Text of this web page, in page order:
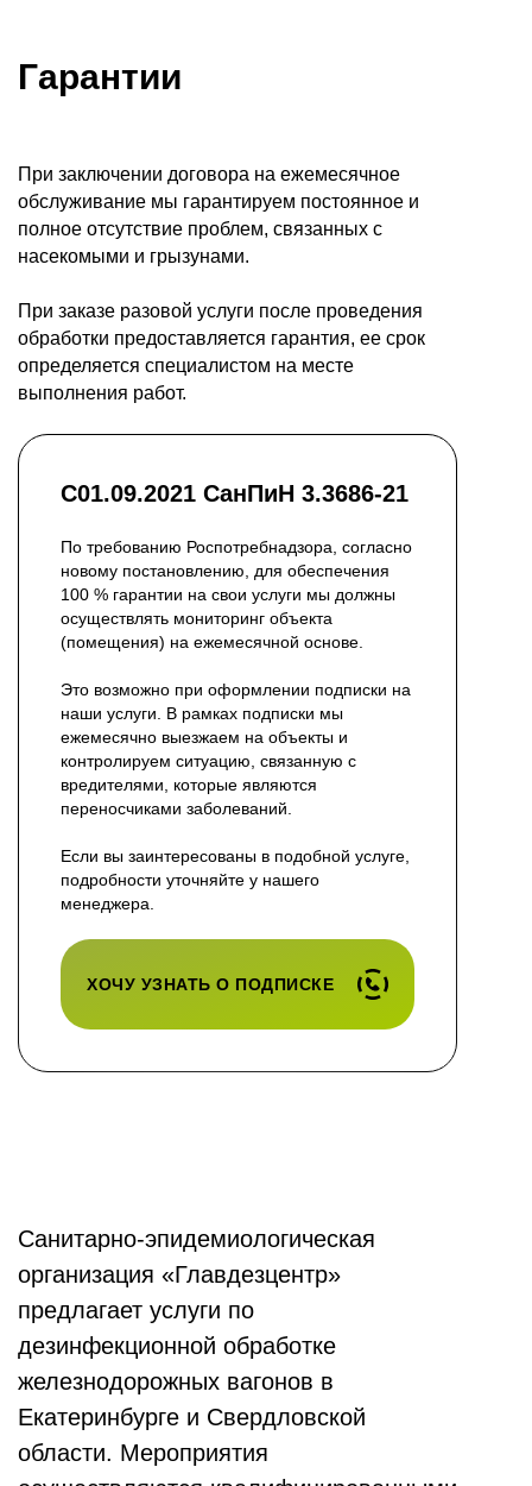
Гарантии
При заключении договора на ежемесячное
обслуживание мы гарантируем постоянное и
полное отсутствие проблем, связанных с
насекомыми и грызунами.
При заказе разовой услуги после проведения
обработки предоставляется гарантия, ее срок
определяется специалистом на месте
выполнения работ.
С01.09.2021 СанПиН 3.3686-21
По требованию Роспотребнадзора, согласно
новому постановлению, для обеспечения
100 % гарантии на свои услуги мы должны
осуществлять мониторинг объекта
(помещения) на ежемесячной основе.
Это возможно при оформлении подписки на
наши услуги. В рамках подписки мы
ежемесячно выезжаем на объекты и
контролируем ситуацию, связанную с
вредителями, которые являются
переносчиками заболеваний.
Если вы заинтересованы в подобной услуге,
подробности уточняйте у нашего
менеджера.
ХОЧУ УЗНАТЬ О ПОДПИСКЕ
Санитарно-эпидемиологическая
организация «Главдезцентр»
предлагает услуги по
дезинфекционной обработке
железнодорожных вагонов в
Екатеринбурге и Свердловской
области. Мероприятия